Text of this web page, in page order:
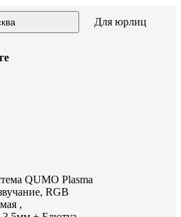
Для юрлиц